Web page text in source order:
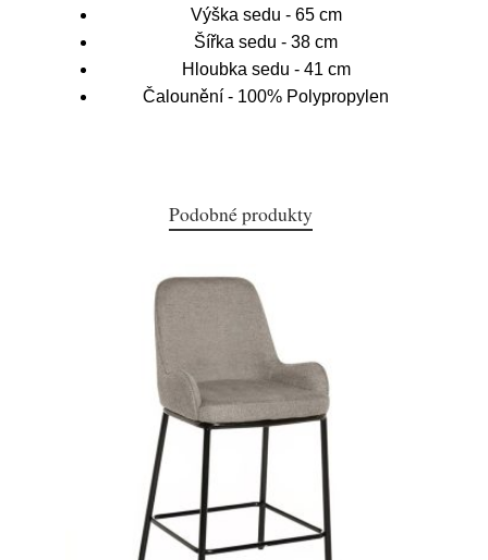
Výška sedu - 65 cm
Šířka sedu - 38 cm
Hloubka sedu - 41 cm
Čalounění - 100% Polypropylen
Podobné produkty